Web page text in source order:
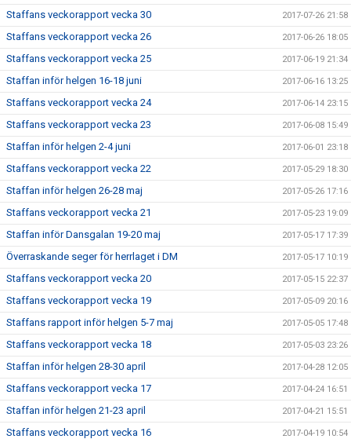
Staffans veckorapport vecka 30 2017-07-26 21:58
Staffans veckorapport vecka 26 2017-06-26 18:05
Staffans veckorapport vecka 25 2017-06-19 21:34
Staffan inför helgen 16-18 juni 2017-06-16 13:25
Staffans veckorapport vecka 24 2017-06-14 23:15
Staffans veckorapport vecka 23 2017-06-08 15:49
Staffan inför helgen 2-4 juni 2017-06-01 23:18
Staffans veckorapport vecka 22 2017-05-29 18:30
Staffan inför helgen 26-28 maj 2017-05-26 17:16
Staffans veckorapport vecka 21 2017-05-23 19:09
Staffan inför Dansgalan 19-20 maj 2017-05-17 17:39
Överraskande seger för herrlaget i DM 2017-05-17 10:19
Staffans veckorapport vecka 20 2017-05-15 22:37
Staffans veckorapport vecka 19 2017-05-09 20:16
Staffans rapport inför helgen 5-7 maj 2017-05-05 17:48
Staffans veckorapport vecka 18 2017-05-03 23:26
Staffan inför helgen 28-30 april 2017-04-28 12:05
Staffans veckorapport vecka 17 2017-04-24 16:51
Staffan inför helgen 21-23 april 2017-04-21 15:51
Staffans veckorapport vecka 16 2017-04-19 10:54